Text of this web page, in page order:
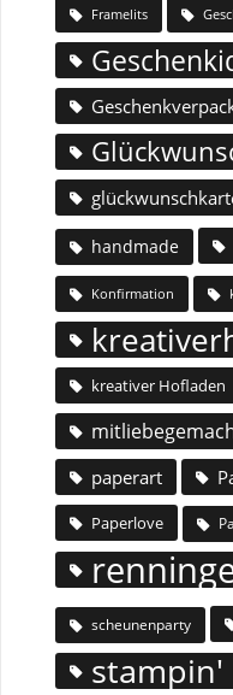
Framelits
handmade
Konfirmation
kreativer Hofladen
paperart
Paperlove
scheunenparty
stampin'